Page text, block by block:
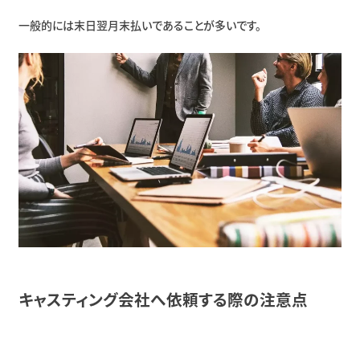
一般的には末日翌月末払いであることが多いです。
キャスティング会社へ依頼する際の注意点